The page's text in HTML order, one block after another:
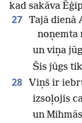
kad sakāva
27 Tajā dienā
noņemta
un viņa
Šis jūgs
28 Viņš ir
izsoļojis
un